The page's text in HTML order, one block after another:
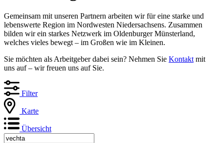
Gemeinsam mit unseren Partnern arbeiten wir für eine starke und
lebenswerte Region im Nordwesten Niedersachsens. Zusammen
bilden wir ein starkes Netzwerk im Oldenburger Münsterland,
welches vieles bewegt – im Großen wie im Kleinen.
Sie möchten als Arbeitgeber dabei sein? Nehmen Sie Kontakt mit
uns auf – wir freuen uns auf Sie.
Filter
Karte
Übersicht